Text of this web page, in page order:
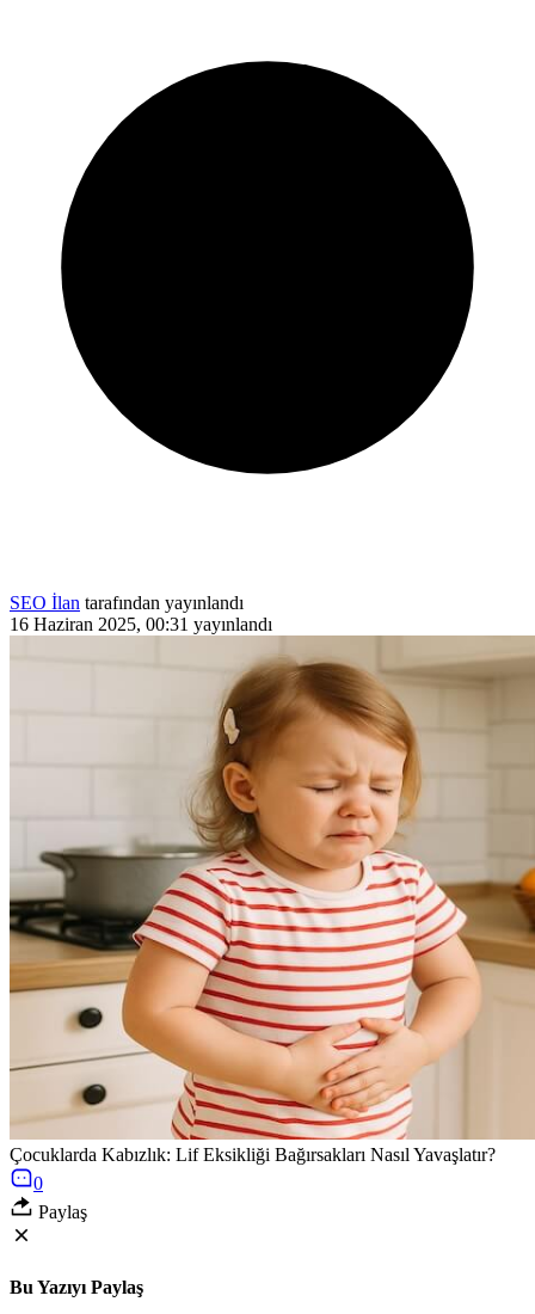
SEO İlan tarafından yayınlandı
16 Haziran 2025, 00:31 yayınlandı
Çocuklarda Kabızlık: Lif Eksikliği Bağırsakları Nasıl Yavaşlatır?
0
Paylaş
Bu Yazıyı Paylaş